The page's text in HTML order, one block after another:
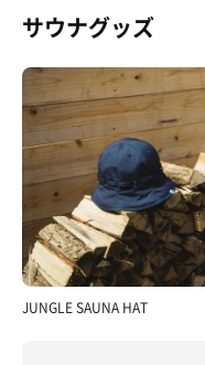
サウナグッズ
JUNGLE SAUNA HAT